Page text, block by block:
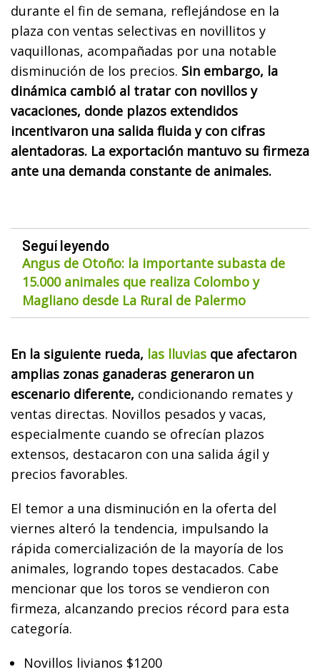
durante el fin de semana, reflejándose en la
plaza con ventas selectivas en novillitos y
vaquillonas, acompañadas por una notable
disminución de los precios. Sin embargo, la
dinámica cambió al tratar con novillos y
vacaciones, donde plazos extendidos
incentivaron una salida fluida y con cifras
alentadoras. La exportación mantuvo su firmeza
ante una demanda constante de animales.
Seguí leyendo
Angus de Otoño: la importante subasta de
15.000 animales que realiza Colombo y
Magliano desde La Rural de Palermo
En la siguiente rueda, las lluvias que afectaron
amplias zonas ganaderas generaron un
escenario diferente, condicionando remates y
ventas directas. Novillos pesados ​​y vacas,
especialmente cuando se ofrecían plazos
extensos, destacaron con una salida ágil y
precios favorables.
El temor a una disminución en la oferta del
viernes alteró la tendencia, impulsando la
rápida comercialización de la mayoría de los
animales, logrando topes destacados. Cabe
mencionar que los toros se vendieron con
firmeza, alcanzando precios récord para esta
categoría.
Novillos livianos $1200